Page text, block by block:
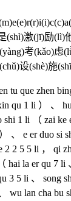
(shì)激(jī)励
考(kǎo)
设(shè)施
zhen bing li
qu 1 li ） 、
1 li （ zai
e er duo
2 5 5 li ， qi
la er qu 7
3 5 li 、
wu lan cha